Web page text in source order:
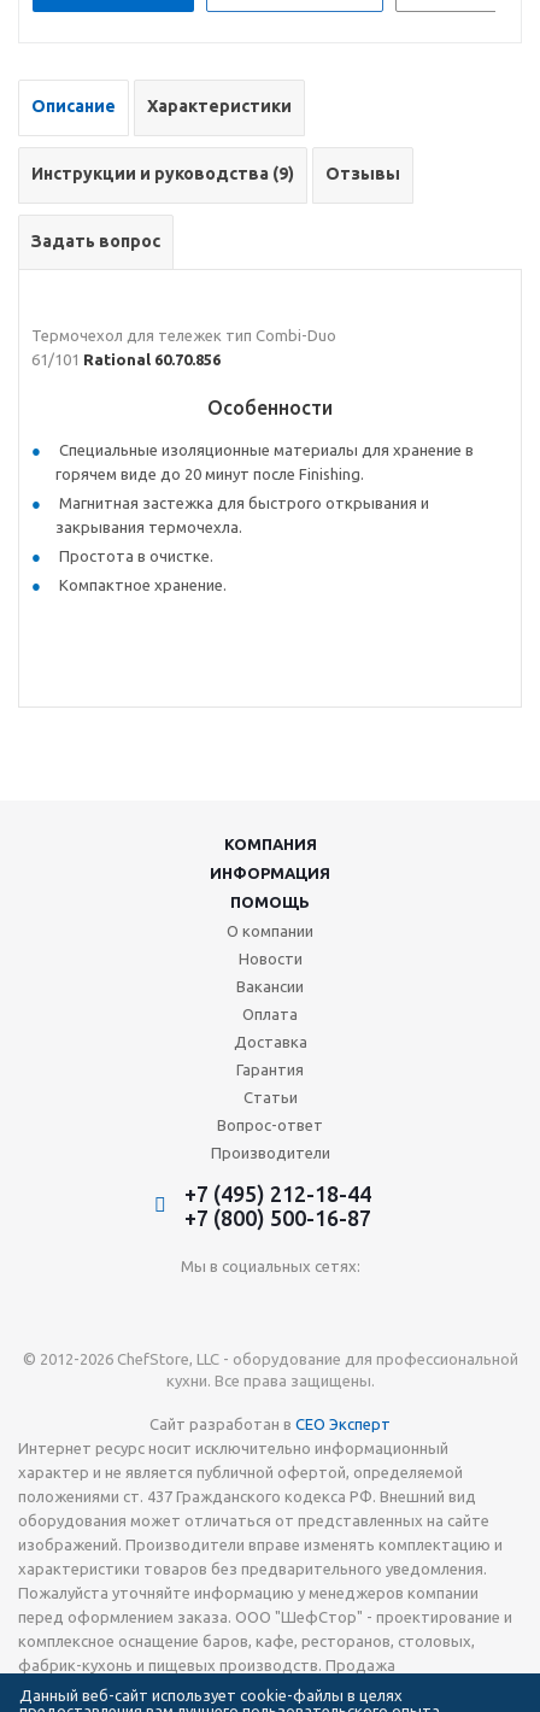
Описание Характеристики
Инструкции и руководства (9) Отзывы
Задать вопрос
Термочехол для тележек тип Combi-Duo
61/101 Rational 60.70.856
Особенности
Специальные изоляционные материалы для хранение в
горячем виде до 20 минут после Finishing.
Магнитная застежка для быстрого открывания и
закрывания термочехла.
Простота в очистке.
Компактное хранение.
КОМПАНИЯ
ИНФОРМАЦИЯ
ПОМОЩЬ
О компании
Новости
Вакансии
Оплата
Доставка
Гарантия
Статьи
Вопрос-ответ
Производители
+7 (495) 212-18-44
+7 (800) 500-16-87
Мы в социальных сетях:
© 2012-2026 ChefStore, LLC - оборудование для профессиональной
кухни. Все права защищены.
Сайт разработан в СЕО Эксперт
Интернет ресурс носит исключительно информационный
характер и не является публичной офертой, определяемой
положениями ст. 437 Гражданского кодекса РФ. Внешний вид
оборудования может отличаться от представленных на сайте
изображений. Производители вправе изменять комплектацию и
характеристики товаров без предварительного уведомления.
Пожалуйста уточняйте информацию у менеджеров компании
перед оформлением заказа. ООО "ШефСтор" - проектирование и
комплексное оснащение баров, кафе, ресторанов, столовых,
фабрик-кухонь и пищевых производств. Продажа
технологического теплового, холодильного и
Данный веб-сайт использует cookie-файлы в целях